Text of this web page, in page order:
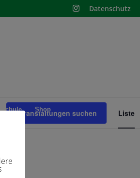
Datenschutz
Shop
Veranstaltungen suchen Liste